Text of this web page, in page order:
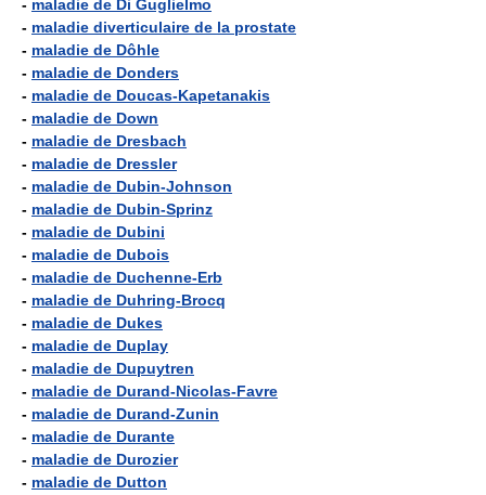
- maladie de Di Guglielmo
- maladie diverticulaire de la prostate
- maladie de Dôhle
- maladie de Donders
- maladie de Doucas-Kapetanakis
- maladie de Down
- maladie de Dresbach
- maladie de Dressler
- maladie de Dubin-Johnson
- maladie de Dubin-Sprinz
- maladie de Dubini
- maladie de Dubois
- maladie de Duchenne-Erb
- maladie de Duhring-Brocq
- maladie de Dukes
- maladie de Duplay
- maladie de Dupuytren
- maladie de Durand-Nicolas-Favre
- maladie de Durand-Zunin
- maladie de Durante
- maladie de Durozier
- maladie de Dutton